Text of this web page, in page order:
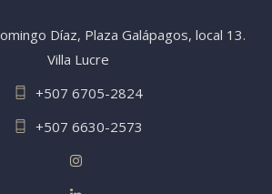
Díaz, Plaza Galápagos, local 13.
Villa Lucre
+507 6705-2824
+507 6630-2573